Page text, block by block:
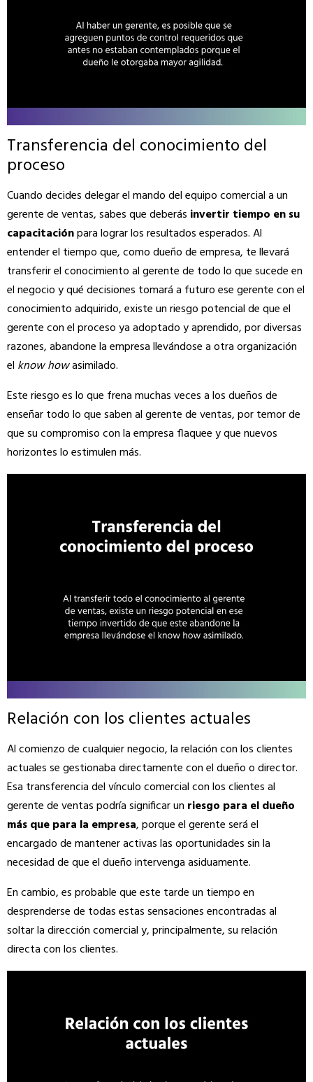
Transferencia del conocimiento del
proceso
Cuando decides delegar el mando del equipo comercial a un
gerente de ventas, sabes que deberás invertir tiempo en su
capacitaciónpara lograr los resultados esperados. Al
entender el tiempo que, como dueño de empresa, te llevará
transferir el conocimiento al gerente de todo lo que sucede en
el negocio y qué decisiones tomará a futuro ese gerente con el
conocimiento adquirido, existe un riesgo potencial de que el
gerente con el proceso ya adoptado y aprendido, por diversas
razones, abandone la empresa llevándose a otra organización
el know howasimilado.
Este riesgo es lo que frena muchas veces a los dueños de
enseñar todo lo que saben al gerente de ventas, por temor de
que su compromiso con la empresa flaquee y que nuevos
horizontes lo estimulen más.
Relación con los clientes actuales
Al comienzo de cualquier negocio, la relación con los clientes
actuales se gestionaba directamente con el dueño o director.
Esa transferencia del vínculo comercial con los clientes al
gerente de ventas podría significar un riesgo para el dueño
más que para la empresa, porque el gerente será el
encargado de mantener activas las oportunidades sin la
necesidad de que el dueño intervenga asiduamente.
En cambio, es probable que este tarde un tiempo en
desprenderse de todas estas sensaciones encontradas al
soltar la dirección comercial y, principalmente, su relación
directa con los clientes.